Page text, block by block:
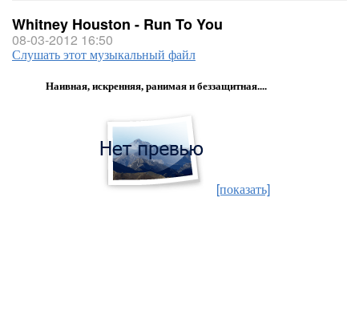
Whitney Houston - Run To You
08-03-2012 16:50
Слушать этот музыкальный файл
Наивная, искренняя, ранимая и беззащитная....
[показать]